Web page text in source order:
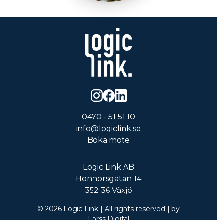
0470 - 51 51 10
info@logiclink.se
Boka möte
Logic Link AB
Honnörsgatan 14
352 36 Växjö
© 2026 Logic Link | All rights reserved | by